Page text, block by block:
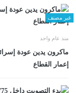
غير مصنف
منذ عام واحد
ماكرون يدين عودة
إعمار القطاع